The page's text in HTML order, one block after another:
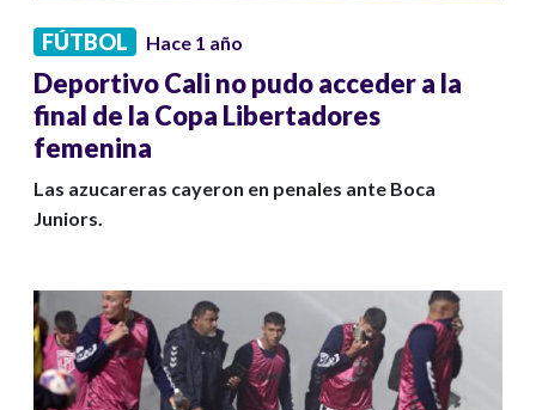
FÚTBOL Hace 1 año
Deportivo Cali no pudo acceder a la
final de la Copa Libertadores
femenina
Las azucareras cayeron en penales ante Boca
Juniors.